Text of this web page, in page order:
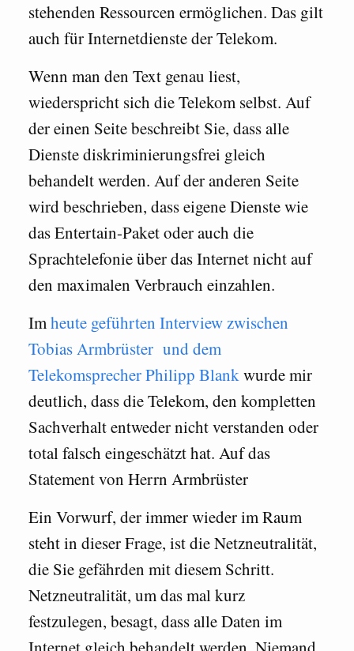
stehenden Ressourcen ermöglichen. Das gilt
auch für Internetdienste der Telekom.
Wenn man den Text genau liest,
wiederspricht sich die Telekom selbst. Auf
der einen Seite beschreibt Sie, dass alle
Dienste diskriminierungsfrei gleich
behandelt werden. Auf der anderen Seite
wird beschrieben, dass eigene Dienste wie
das Entertain-Paket oder auch die
Sprachtelefonie über das Internet nicht auf
den maximalen Verbrauch einzahlen.
Imheute geführten Interview zwischen
Tobias Armbrüster und dem
Telekomsprecher Philipp Blankwurde mir
deutlich, dass die Telekom, den kompletten
Sachverhalt entweder nicht verstanden oder
total falsch eingeschätzt hat. Auf das
Statement von Herrn Armbrüster
Ein Vorwurf, der immer wieder im Raum
steht in dieser Frage, ist die Netzneutralität,
die Sie gefährden mit diesem Schritt.
Netzneutralität, um das mal kurz
festzulegen, besagt, dass alle Daten im